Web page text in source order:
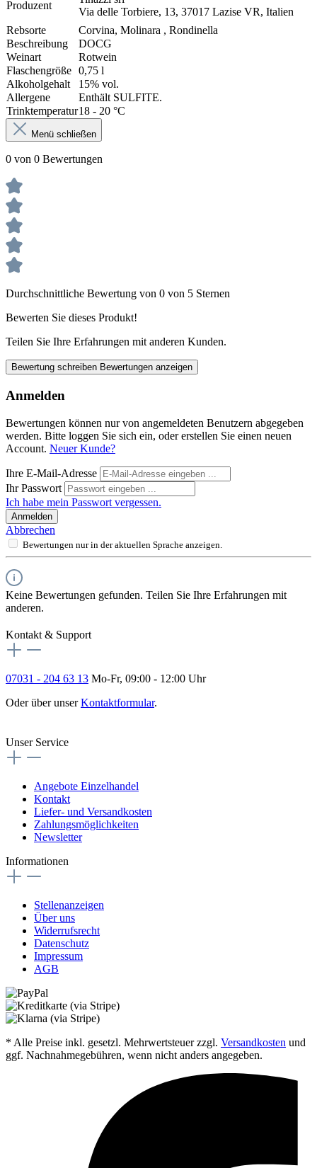
Produzent
Via delle Torbiere, 13, 37017 Lazise VR, Italien
Rebsorte
Corvina, Molinara , Rondinella
Beschreibung
DOCG
Weinart
Rotwein
Flaschengröße 0,75 l
Alkoholgehalt
15% vol.
Allergene
Enthält SULFITE.
Trinktemperatur18 - 20 °C
Menü schließen
0 von 0 Bewertungen
Durchschnittliche Bewertung von 0 von 5 Sternen
Bewerten Sie dieses Produkt!
Teilen Sie Ihre Erfahrungen mit anderen Kunden.
Bewertung schreiben Bewertungen anzeigen
Anmelden
Bewertungen können nur von angemeldeten Benutzern abgegeben
werden. Bitte loggen Sie sich ein, oder erstellen Sie einen neuen
Account. Neuer Kunde?
Ihre E-Mail-Adresse
Ihr Passwort
Ich habe mein Passwort vergessen.
Anmelden
Abbrechen
Bewertungen nur in der aktuellen Sprache anzeigen.
Keine Bewertungen gefunden. Teilen Sie Ihre Erfahrungen mit
anderen.
Kontakt & Support
07031 - 204 63 13 Mo-Fr, 09:00 - 12:00 Uhr
Oder über unserKontaktformular.
Unser Service
Angebote Einzelhandel
Kontakt
Liefer- und Versandkosten
Zahlungsmöglichkeiten
Newsletter
Informationen
Stellenanzeigen
Über uns
Widerrufsrecht
Datenschutz
Impressum
AGB
* Alle Preise inkl. gesetzl. Mehrwertsteuer zzgl. Versandkosten und
ggf. Nachnahmegebühren, wenn nicht anders angegeben.